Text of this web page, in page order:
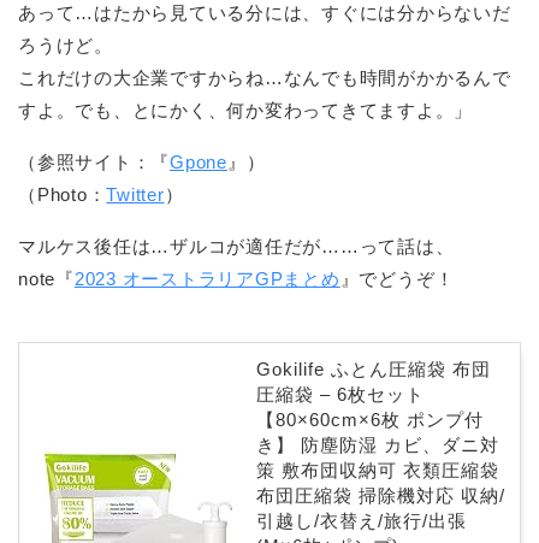
あって…はたから見ている分には、すぐには分からないだ
ろうけど。
これだけの大企業ですからね…なんでも時間がかかるんで
すよ。でも、とにかく、何か変わってきてますよ。」
（参照サイト：『Gpone 』）
（Photo：Twitter）
マルケス後任は…ザルコが適任だが……って話は、
note『2023 オーストラリアGPまとめ 』でどうぞ！
Gokilife ふとん圧縮袋 布団
圧縮袋 – 6枚セット
【80×60cm×6枚 ポンプ付
き】 防塵防湿 カビ、ダニ対
策 敷布団収納可 衣類圧縮袋
布団圧縮袋 掃除機対応 収納/
引越し/衣替え/旅行/出張